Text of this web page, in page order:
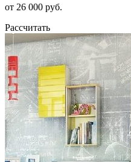
от 26 000 руб.
Рассчитать